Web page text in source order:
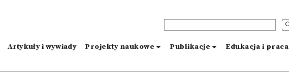
Artykuły i wywiady Projekty naukowe Publikacje Edukacja i praca